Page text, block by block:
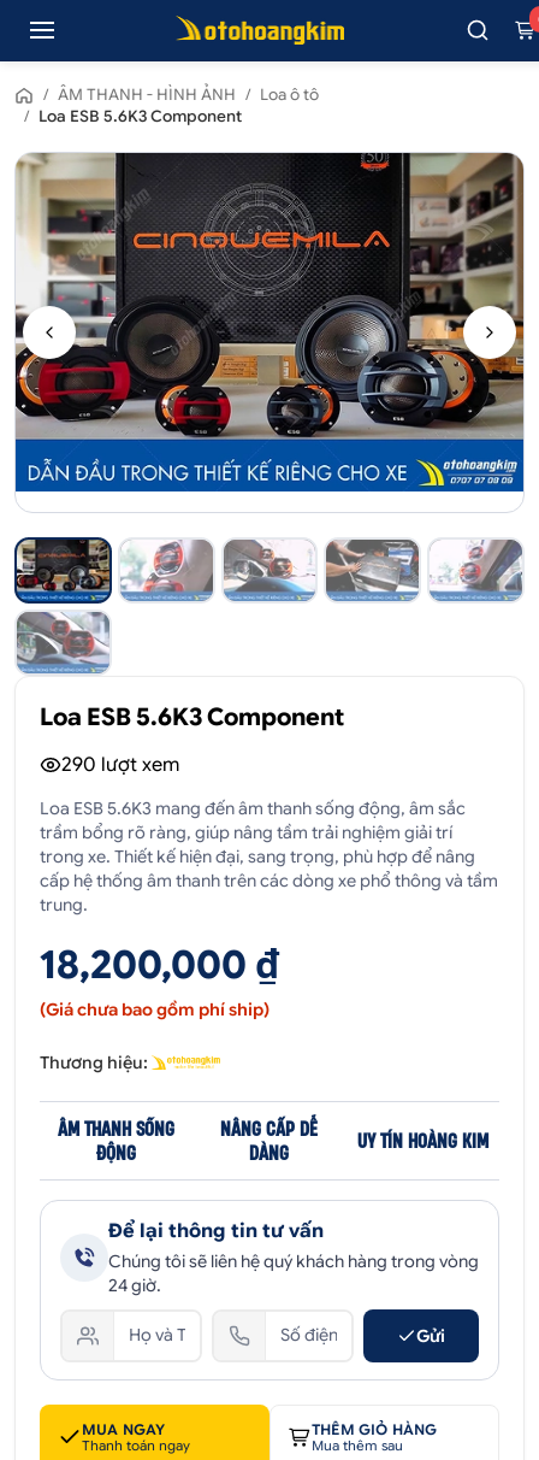
/ ÂM THANH - HÌNH ẢNH / Loa ô tô
/ Loa ESB 5.6K3 Component
Loa ESB 5.6K3 Component
290 lượt xem
Loa ESB 5.6K3 mang đến âm thanh sống động, âm sắc
trầm bổng rõ ràng, giúp nâng tầm trải nghiệm giải trí
trong xe. Thiết kế hiện đại, sang trọng, phù hợp để nâng
cấp hệ thống âm thanh trên các dòng xe phổ thông và tầm
trung.
18,200,000 ₫
(Giá chưa bao gồm phí ship)
Thương hiệu:
ÂM THANH SỐNG
ĐỘNG
NÂNG CẤP DỄ
DÀNG
UY TÍN HOÀNG KIM
Để lại thông tin tư vấn
Chúng tôi sẽ liên hệ quý khách hàng trong vòng
24 giờ.
Gửi
MUA NGAY
Thanh toán ngay
THÊM GIỎ HÀNG
Mua thêm sau